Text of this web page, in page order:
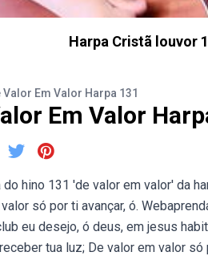
Harpa Cristã louvor
Valor Em Valor Harpa 131
Em Valor
hino 131 'de valor em valor' da
só por ti avançar, ó.
eu desejo, ó deus, em jesus
tua luz; De valor em valor